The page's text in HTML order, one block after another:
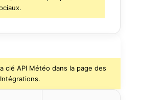
clé API Météo dans la page des